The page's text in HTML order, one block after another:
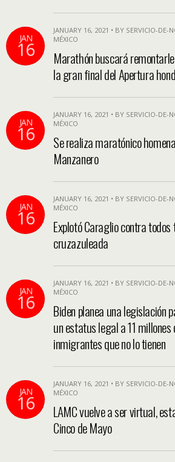
JAN
16
JANUARY 16, 2021 • BY SERVICIO-DE-
MÉXICO
Marathón buscará
la gran final del Apertura
JAN
16
JANUARY 16, 2021 • BY SERVICIO-DE-
MÉXICO
Se realiza maratónico
Manzanero
JAN
16
JANUARY 16, 2021 • BY SERVICIO-DE-
MÉXICO
Explotó Caraglio contra
cruzazuleada
JAN
16
JANUARY 16, 2021 • BY SERVICIO-DE-
MÉXICO
Biden planea una legislación
un estatus legal a 11 millones
inmigrantes que no lo tienen
JAN
16
JANUARY 16, 2021 • BY SERVICIO-DE-
MÉXICO
LAMC vuelve a ser virtual,
Cinco de Mayo